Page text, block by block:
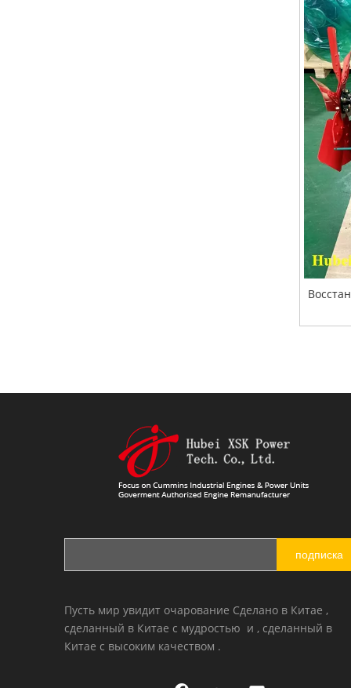
подписка
Пусть мир увидит очарование Сделано в Китае ,
сделанный в Китае с мудростью и , сделанный в
Китае с высоким качеством .